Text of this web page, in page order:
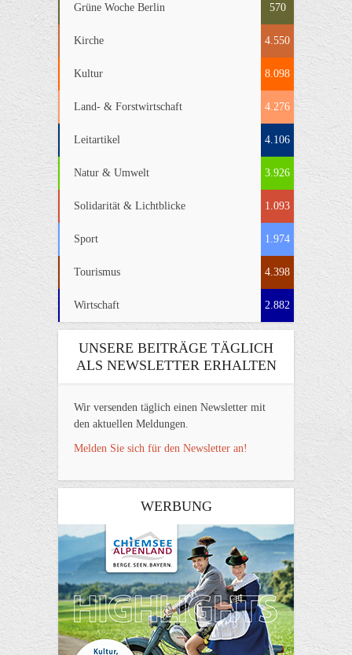
Grüne Woche Berlin 570
Kirche 4.550
Kultur 8.098
Land- & Forstwirtschaft 4.276
Leitartikel 4.106
Natur & Umwelt 3.926
Solidarität & Lichtblicke 1.093
Sport 1.974
Tourismus 4.398
Wirtschaft 2.882
UNSERE BEITRÄGE TÄGLICH
ALS NEWSLETTER ERHALTEN
Wir versenden täglich einen Newsletter mit
den aktuellen Meldungen.
Melden Sie sich für den Newsletter an!
WERBUNG